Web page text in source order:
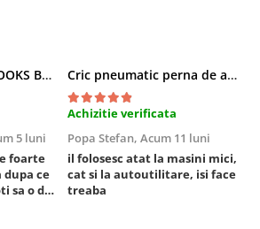
Lampă de atelier ROOKS B2 HYBRID pentru capotă, 2000 lumeni, 5000 mAh
5 luni
foarte
ce
sa o dai
Cric pneumatic perna de aer cu inaltator 6T
Achizitie verificata
Popa Stefan, Acum 11 luni
il folosesc atat la masini mici,
cat si la autoutilitare, isi face
treaba